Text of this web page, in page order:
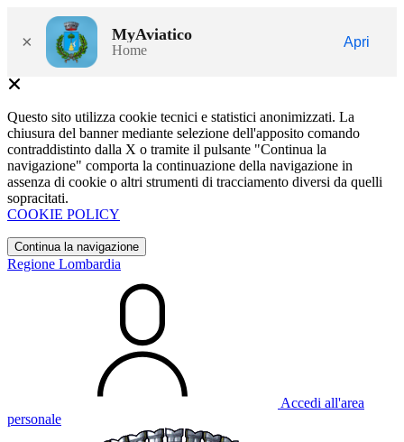
× MyAviatico
Home
Apri
Questo sito utilizza cookie tecnici e statistici anonimizzati. La
chiusura del banner mediante selezione dell'apposito comando
contraddistinto dalla X o tramite il pulsante "Continua la
navigazione" comporta la continuazione della navigazione in
assenza di cookie o altri strumenti di tracciamento diversi da quelli
sopracitati.
COOKIE POLICY
Continua la navigazione
Regione Lombardia
Accedi all'area
personale